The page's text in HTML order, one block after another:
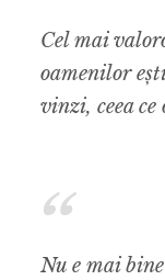
Cel mai
oamenilor
vinzi, ceea
Nu e mai